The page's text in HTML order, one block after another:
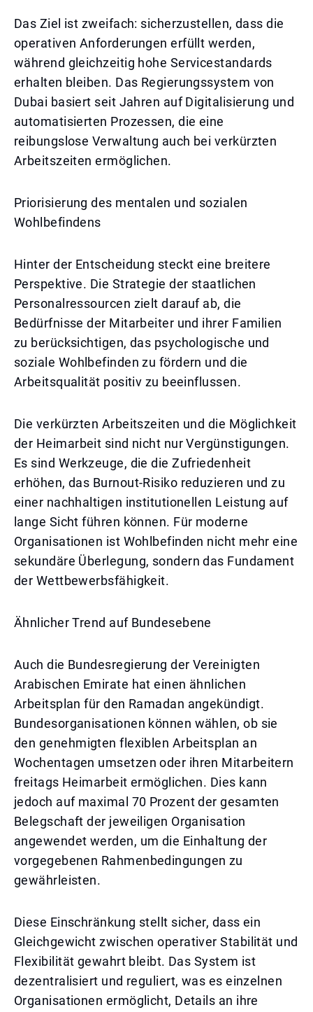
Das Ziel ist zweifach: sicherzustellen, dass die
operativen Anforderungen erfüllt werden,
während gleichzeitig hohe Servicestandards
erhalten bleiben. Das Regierungssystem von
Dubai basiert seit Jahren auf Digitalisierung und
automatisierten Prozessen, die eine
reibungslose Verwaltung auch bei verkürzten
Arbeitszeiten ermöglichen.
Priorisierung des mentalen und sozialen
Wohlbefindens
Hinter der Entscheidung steckt eine breitere
Perspektive. Die Strategie der staatlichen
Personalressourcen zielt darauf ab, die
Bedürfnisse der Mitarbeiter und ihrer Familien
zu berücksichtigen, das psychologische und
soziale Wohlbefinden zu fördern und die
Arbeitsqualität positiv zu beeinflussen.
Die verkürzten Arbeitszeiten und die Möglichkeit
der Heimarbeit sind nicht nur Vergünstigungen.
Es sind Werkzeuge, die die Zufriedenheit
erhöhen, das Burnout-Risiko reduzieren und zu
einer nachhaltigen institutionellen Leistung auf
lange Sicht führen können. Für moderne
Organisationen ist Wohlbefinden nicht mehr eine
sekundäre Überlegung, sondern das Fundament
der Wettbewerbsfähigkeit.
Ähnlicher Trend auf Bundesebene
Auch die Bundesregierung der Vereinigten
Arabischen Emirate hat einen ähnlichen
Arbeitsplan für den Ramadan angekündigt.
Bundesorganisationen können wählen, ob sie
den genehmigten flexiblen Arbeitsplan an
Wochentagen umsetzen oder ihren Mitarbeitern
freitags Heimarbeit ermöglichen. Dies kann
jedoch auf maximal 70 Prozent der gesamten
Belegschaft der jeweiligen Organisation
angewendet werden, um die Einhaltung der
vorgegebenen Rahmenbedingungen zu
gewährleisten.
Diese Einschränkung stellt sicher, dass ein
Gleichgewicht zwischen operativer Stabilität und
Flexibilität gewahrt bleibt. Das System ist
dezentralisiert und reguliert, was es einzelnen
Organisationen ermöglicht, Details an ihre